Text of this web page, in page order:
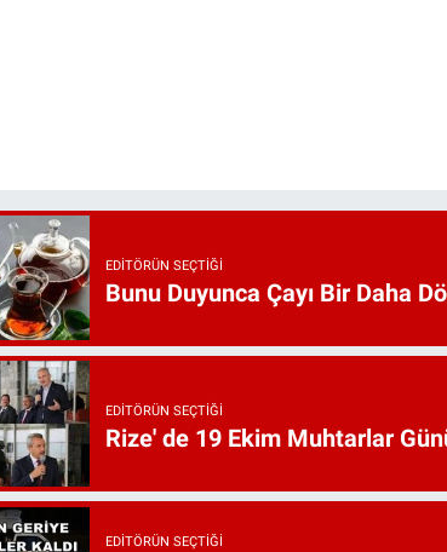
EDITÖRÜN SEÇTIĞI
Bunu Duyunca Çayı Bir Daha
EDITÖRÜN SEÇTIĞI
Rize' de 19 Ekim Muhtarlar
EDITÖRÜN SEÇTIĞI